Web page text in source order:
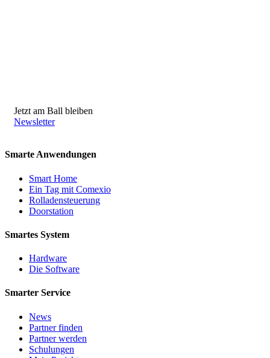
Jetzt am Ball bleiben
Newsletter
Smarte Anwendungen
Smart Home
Ein Tag mit Comexio
Rolladensteuerung
Doorstation
Smartes System
Hardware
Die Software
Smarter Service
News
Partner finden
Partner werden
Schulungen